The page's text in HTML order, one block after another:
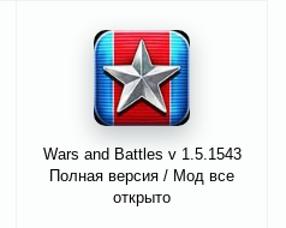
Wars and Battles v 1.5.1543
Полная версия / Мод все
открыто